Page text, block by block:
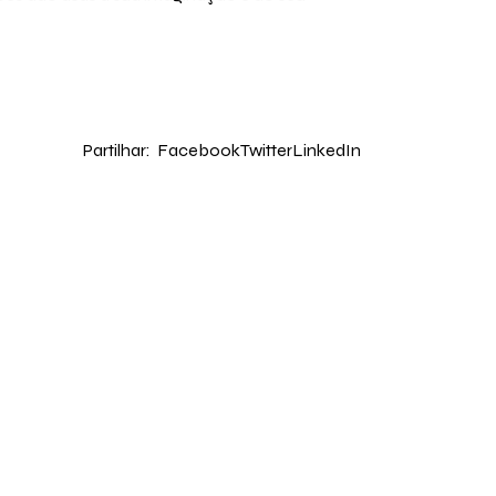
Partilhar: FacebookTwitterLinkedIn